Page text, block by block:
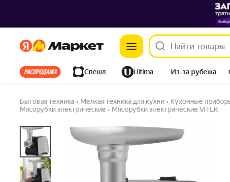
ЯндексЯндекс
Все хиты Спешл Ultima Из-за рубежа
Бытовая техника • Мелкая техника для кухни • Кухонные
Мясорубки электрические • Мясорубки электрические VITEK
Мясорубка VITEK VT-3646
7 купили Задать вопрос